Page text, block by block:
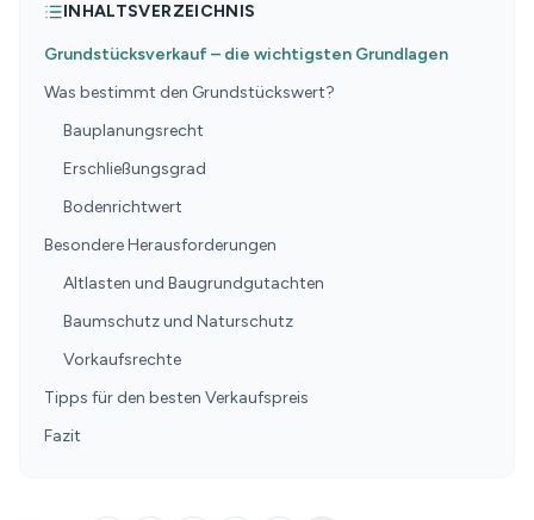
INHALTSVERZEICHNIS
Grundstücksverkauf – die wichtigsten Grundlagen
Was bestimmt den Grundstückswert?
Bauplanungsrecht
Erschließungsgrad
Bodenrichtwert
Besondere Herausforderungen
Altlasten und Baugrundgutachten
Baumschutz und Naturschutz
Vorkaufsrechte
Tipps für den besten Verkaufspreis
Fazit